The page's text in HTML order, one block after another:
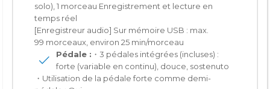
solo), 1 morceau Enregistrement et lecture en
temps réel
[Enregistreur audio] Sur mémoire USB : max.
99 morceaux, environ 25 min/morceau
Pédale : ・3 pédales intégrées (incluses) :
forte (variable en continu), douce, sostenuto
・Utilisation de la pédale forte comme demi-